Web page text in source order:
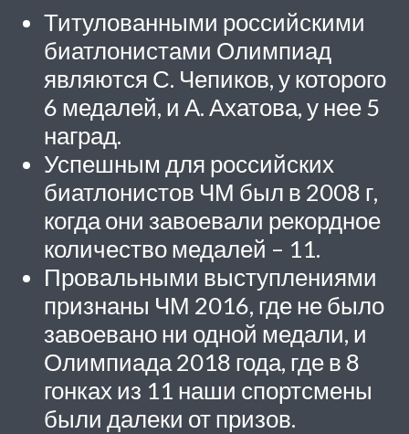
Титулованными российскими
биатлонистами Олимпиад
являются С. Чепиков, у которого
6 медалей, и А. Ахатова, у нее 5
наград.
Успешным для российских
биатлонистов ЧМ был в 2008 г,
когда они завоевали рекордное
количество медалей – 11.
Провальными выступлениями
признаны ЧМ 2016, где не было
завоевано ни одной медали, и
Олимпиада 2018 года, где в 8
гонках из 11 наши спортсмены
были далеки от призов.